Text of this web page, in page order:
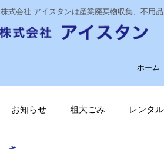
株式会社 アイスタンは産業廃棄物収集、不用
ホーム
お知らせ 粗大ごみ レンタ